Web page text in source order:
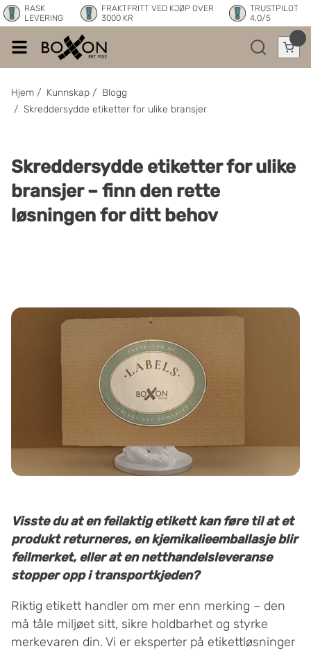
RASK
LEVERING
FRAKTFRITT VED KJØP OVER
3000 KR
TRUSTPILOT
4.0/5
Hjem / Kunnskap / Blogg
/ Skreddersydde etiketter for ulike bransjer
Skreddersydde etiketter for ulike
bransjer – finn den rette
løsningen for ditt behov
Visste du at en feilaktig etikett kan føre til at et
produkt returneres, en kjemikalieemballasje blir
feilmerket, eller at en netthandelsleveranse
stopper opp i transportkjeden?
Riktig etikett handler om mer enn merking – den
må tåle miljøet sitt, sikre holdbarhet og styrke
merkevaren din. Vi er eksperter på etikettløsninger